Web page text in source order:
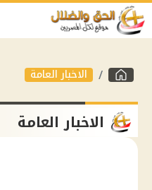
الاخبار العامة
الاخبار العامة